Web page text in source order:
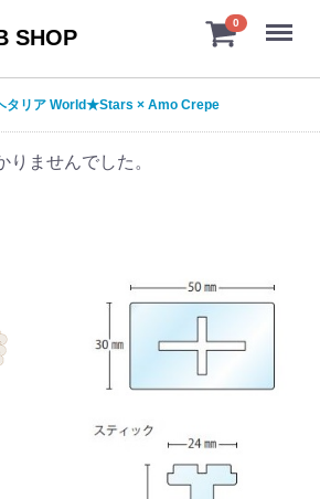
SHOP
0 Menu
タリア World★Stars × Amo Crepe
りませんでした。